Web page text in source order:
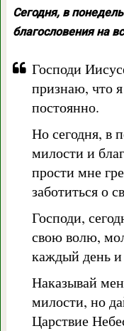
Сегодня, в
благословения на
Господи
признаю, что
постоянно.
Но сегодня, в
милости и
прости мне
заботиться о
Господи,
свою волю,
каждый день
Наказывай
милости, но
Царствие